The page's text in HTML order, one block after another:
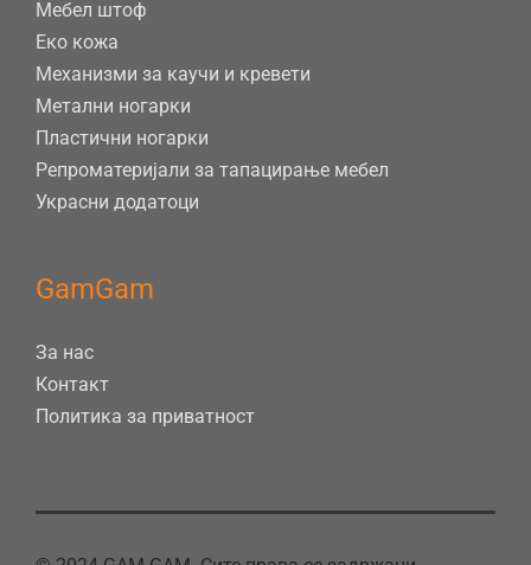
Мебел штоф
Еко кожа
Механизми за каучи и кревети
Метални ногарки
Пластични ногарки
Репроматеријали за тапацирање мебел
Украсни додатоци
GamGam
За нас
Контакт
Политика за приватност